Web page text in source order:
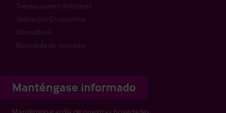
Transacciones Hoteleras
Valoración Corporativa
Consultoría
Búsqueda de operador
Manténgase informado